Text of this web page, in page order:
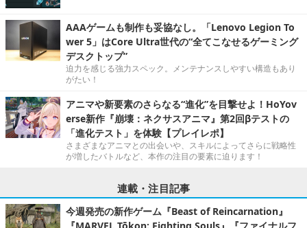
AAAゲームも制作も妥協なし。「Lenovo Legion To
wer 5」はCore Ultra世代の“全てこなせるゲーミング
デスクトップ”
迫力を感じる強力スペック。メンテナンスしやすい構造もあり
がたい！
アニマや新要素のさらなる“進化”を目撃せよ！HoYov
erse新作『崩壊：ネクサスアニマ』第2回βテストの
「進化テスト」を体験【プレイレポ】
さまざまなアニマとの出会いや、スキルによってさらに戦略性
が増したバトルなど、本作の注目の要素に迫ります！
連載・注目記事
今週発売の新作ゲーム『Beast of Reincarnation』
『MARVEL Tōkon: Fighting Souls』『ファイナルフ